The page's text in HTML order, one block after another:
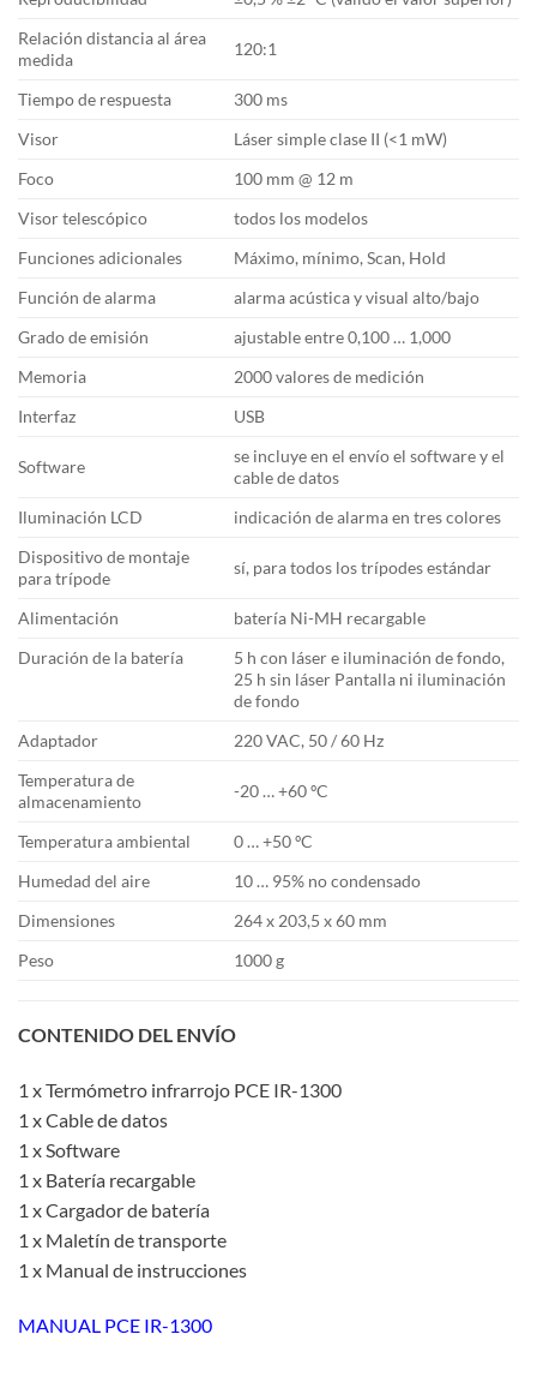
Relación distancia al área
medida
120:1
Tiempo de respuesta
300 ms
Visor
Láser simple clase II (<1 mW)
Foco
100 mm @ 12 m
Visor telescópico
todos los modelos
Funciones adicionales
Máximo, mínimo, Scan, Hold
Función de alarma
alarma acústica y visual alto/bajo
Grado de emisión
ajustable entre 0,100 … 1,000
Memoria
2000 valores de medición
Interfaz
USB
Software
se incluye en el envío el software y el
cable de datos
Iluminación LCD
indicación de alarma en tres colores
Dispositivo de montaje
para trípode
sí, para todos los trípodes estándar
Alimentación
batería Ni-MH recargable
Duración de la batería
5 h con láser e iluminación de fondo,
25 h sin láser Pantalla ni iluminación
de fondo
Adaptador
220 VAC, 50 / 60 Hz
Temperatura de
almacenamiento
-20 … +60 ºC
Temperatura ambiental
0 … +50 ºC
Humedad del aire
10 … 95% no condensado
Dimensiones
264 x 203,5 x 60 mm
Peso
1000 g
CONTENIDO DEL ENVÍO
1 x Termómetro infrarrojo PCE IR-1300
1 x Cable de datos
1 x Software
1 x Batería recargable
1 x Cargador de batería
1 x Maletín de transporte
1 x Manual de instrucciones
MANUAL PCE IR-1300